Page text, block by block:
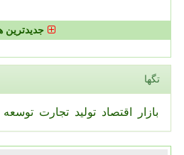
جدیدترین
تگها
بازار اقتصاد تولید تجارت توسعه